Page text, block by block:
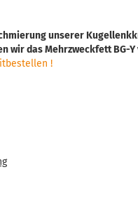
unserer
wir das Mehrzweckfett BG-
!